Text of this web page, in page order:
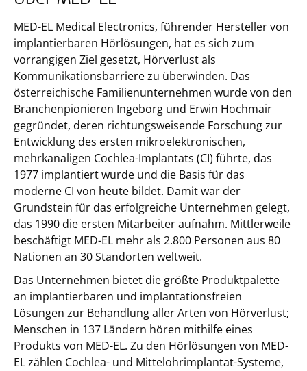
MED-EL Medical Electronics, führender Hersteller von
implantierbaren Hörlösungen, hat es sich zum
vorrangigen Ziel gesetzt, Hörverlust als
Kommunikationsbarriere zu überwinden. Das
österreichische Familienunternehmen wurde von den
Branchenpionieren Ingeborg und Erwin Hochmair
gegründet, deren richtungsweisende Forschung zur
Entwicklung des ersten mikroelektronischen,
mehrkanaligen Cochlea-Implantats (CI) führte, das
1977 implantiert wurde und die Basis für das
moderne CI von heute bildet. Damit war der
Grundstein für das erfolgreiche Unternehmen gelegt,
das 1990 die ersten Mitarbeiter aufnahm. Mittlerweile
beschäftigt MED-EL mehr als 2.800 Personen aus 80
Nationen an 30 Standorten weltweit.
Das Unternehmen bietet die größte Produktpalette
an implantierbaren und implantationsfreien
Lösungen zur Behandlung aller Arten von Hörverlust;
Menschen in 137 Ländern hören mithilfe eines
Produkts von MED-EL. Zu den Hörlösungen von MED-
EL zählen Cochlea- und Mittelohrimplantat-Systeme,